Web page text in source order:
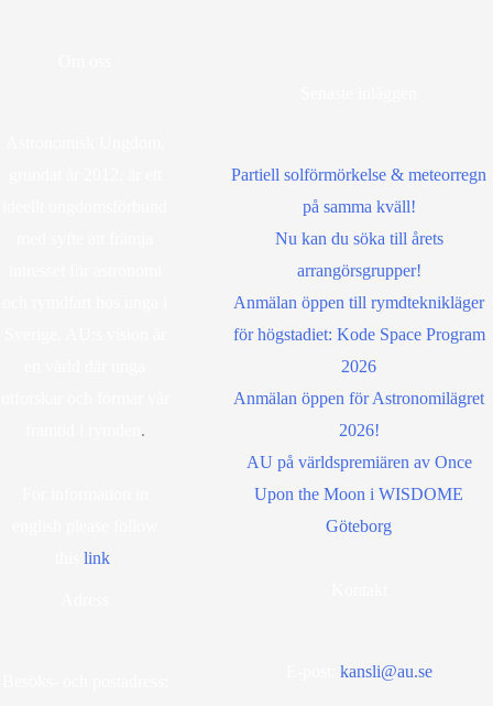
.
link
Partiell solförmörkelse & meteorregn
på samma kväll!
Nu kan du söka till årets
arrangörsgrupper!
Anmälan öppen till rymdteknikläger
för högstadiet: Kode Space Program
2026
Anmälan öppen för Astronomilägret
2026!
AU på världspremiären av Once
Upon the Moon i WISDOME
Göteborg
kansli@au.se